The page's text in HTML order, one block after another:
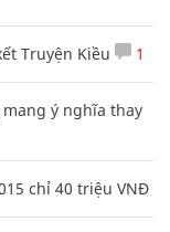
Truyện Kiều 1
ý nghĩa thay
chỉ 40 triệu VNĐ